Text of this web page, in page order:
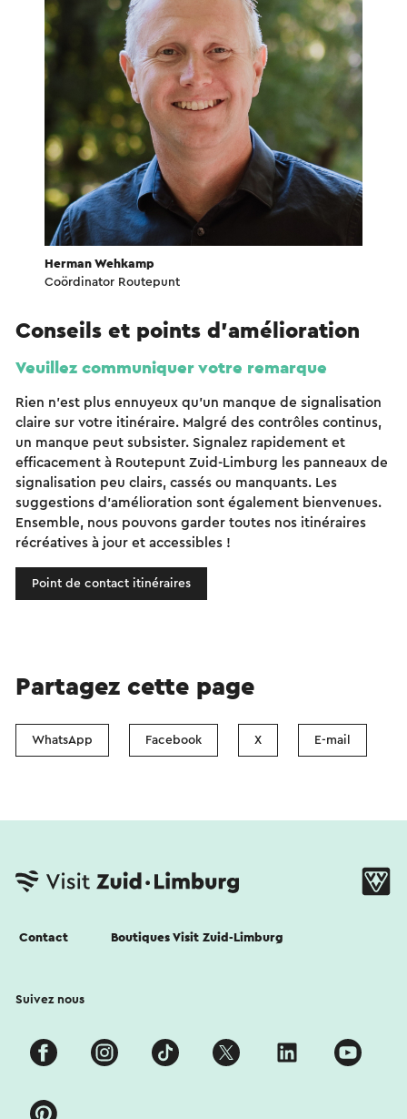
Herman Wehkamp
Coördinator Routepunt
Conseils et points d'amélioration
Veuillez communiquer votre remarque
Rien n'est plus ennuyeux qu'un manque de signalisation
claire sur votre itinéraire. Malgré des contrôles continus,
un manque peut subsister. Signalez rapidement et
efficacement à Routepunt Zuid-Limburg les panneaux de
signalisation peu clairs, cassés ou manquants. Les
suggestions d'amélioration sont également bienvenues.
Ensemble, nous pouvons garder toutes nos itinéraires
récréatives à jour et accessibles !
Point de contact itinéraires
Partagez cette page
WhatsApp Facebook X E-mail
Contact Boutiques Visit Zuid-Limburg
Suivez nous